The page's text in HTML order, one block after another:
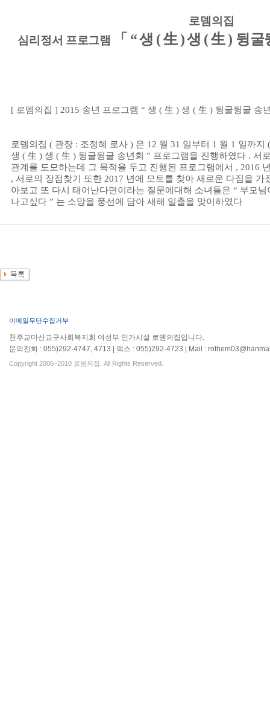
로뎀의집
심리정서 프로그램
「 “생 (生)생 (生) 뒹굴
[ 로뎀의집 ] 2015 송년 프로그램 “ 생 ( 生 ) 생 ( 生 ) 뒹굴뒹굴 송
로뎀의집 ( 관장 : 조정혜 로사 ) 은 12 월 31 일부터 1 월 1 일까지
생 ( 生 ) 생 ( 生 ) 뒹굴뒹굴 송년회 ” 프로그램을 진행하였다 . 서
관계를 도모하는데 그 목적을 두고 진행된 프로그램에서 , 2016
, 서로의 장점찾기 또한 2017 년에 모토를 찾아 새로운 다짐을 가
아보고 또 다시 태어난다면이라는 질문에대해 소녀들은 “ 부모님
나고싶다 ” 는 소망을 풍선에 담아 새해 일출을 맞이하였다
이메일무단수집거부
천주교마산교구사회복지회 여성부 인가시설 로뎀의집입니다.
문의전화 : 055)292-4747, 4713 | 팩스 : 055)292-4723 | Mail :
Copyright 2006~2010 로뎀의집. All Rights Reserved.